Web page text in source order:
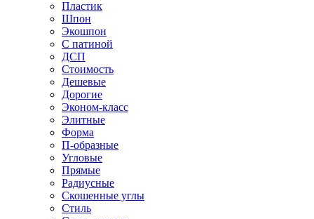
Пластик
Шпон
Экошпон
С патиной
ДСП
Стоимость
Дешевые
Дорогие
Эконом-класс
Элитные
Форма
П-образные
Угловые
Прямые
Радиусные
Скошенные углы
Стиль